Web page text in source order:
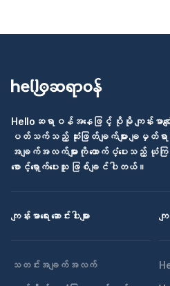
Helloဆရာဝန်အနေဖြင့် ပိုမို ကျန်းမာပ
ပတ်သက်သည့် ဆုံးဖြတ်ချက်များ ချမှတ်ရာ
အချက်အလက်များကို ထောက်ပံ့ပေးသည့် ယုံကြည်
စောင့်ရှောက်ပေးသူ ဖြစ်ချင်ပါတယ်။
ကျန်းမာရေး ဆောင်းပါးများ ကျ
သတင်းအချက်အလက်